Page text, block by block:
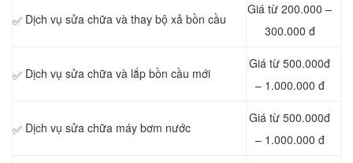
✅ Dịch vụ sửa chữa và thay bộ xả bồn cầu
Giá từ 200.000 –
300.000 đ
✅ Dịch vụ sửa chữa và lắp bồn cầu mới
Giá từ 500.000đ
– 1.000.000 đ
✅ Dịch vụ sửa chữa máy bơm nước
Giá từ 500.000đ
– 1.000.000 đ